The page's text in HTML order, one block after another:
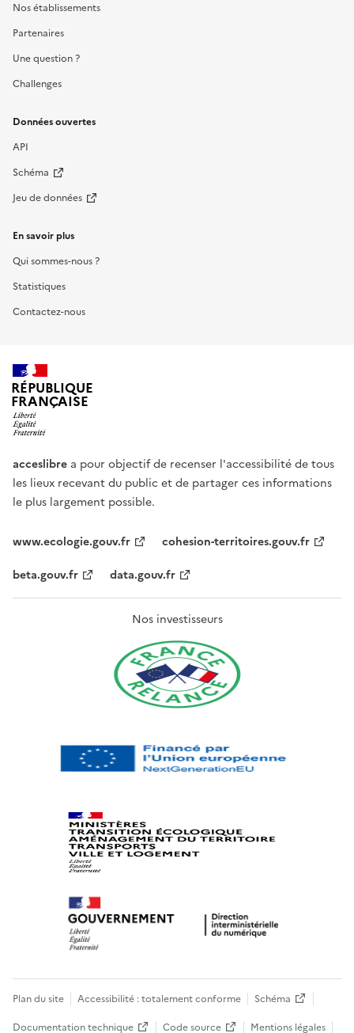
Nos établissements
Partenaires
Une question ?
Challenges
Données ouvertes
API
Schéma
Jeu de données
En savoir plus
Qui sommes-nous ?
Statistiques
Contactez-nous
RÉPUBLIQUE
FRANÇAISE
acceslibre a pour objectif de recenser l'accessibilité de tous
les lieux recevant du public et de partager ces informations
le plus largement possible.
www.ecologie.gouv.fr
cohesion-territoires.gouv.fr
beta.gouv.fr
data.gouv.fr
Nos investisseurs
Plan du site Accessibilité : totalement conforme
Schéma
Documentation technique
Code source Mentions légales